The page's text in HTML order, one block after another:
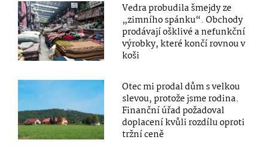
Vedra probudila šmejdy ze
„zimního spánku“. Obchody
prodávají ošklivé a nefunkční
výrobky, které končí rovnou v
koši
Otec mi prodal dům s velkou
slevou, protože jsme rodina.
Finanční úřad požadoval
doplacení kvůli rozdílu oproti
tržní ceně